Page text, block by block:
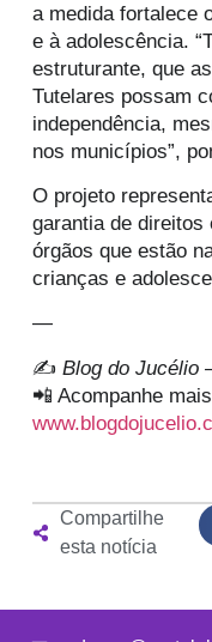
a medida fortalece
e à adolescência.
estruturante, que
Tutelares possam
independência,
nos municípios”,
O projeto
garantia de direitos
órgãos que estão
crianças e
—
✍️Blog do Jucélio
📲 Acompanhe
Compartilhe
esta notícia